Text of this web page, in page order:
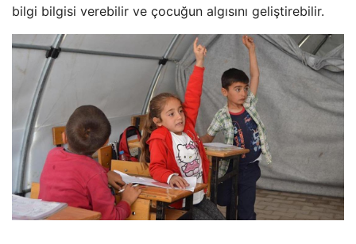
bilgi bilgisi verebilir ve çocuğun algısını geliştirebilir.